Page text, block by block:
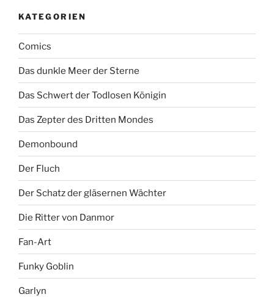
KATEGORIEN
Comics
Das dunkle Meer der Sterne
Das Schwert der Todlosen Königin
Das Zepter des Dritten Mondes
Demonbound
Der Fluch
Der Schatz der gläsernen Wächter
Die Ritter von Danmor
Fan-Art
Funky Goblin
Garlyn